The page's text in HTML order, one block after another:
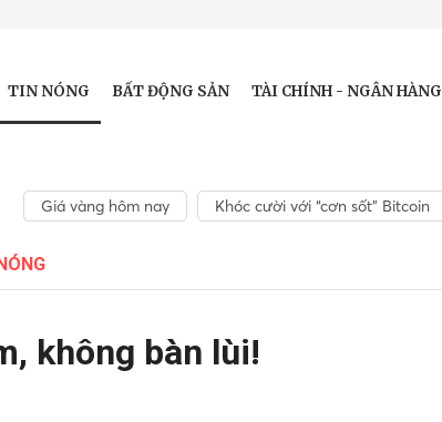
TIN NÓNG BẤT ĐỘNG SẢN TÀI CHÍNH - NGÂN HÀNG
Giá vàng hôm nay Khóc cười với “cơn sốt” Bitcoin
không bàn lùi!